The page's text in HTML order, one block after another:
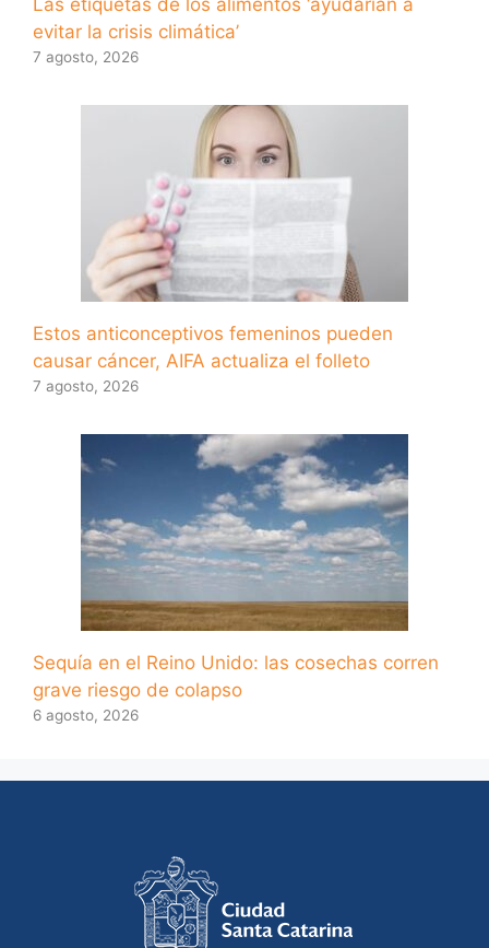
Las etiquetas de los alimentos ‘ayudarían a
evitar la crisis climática’
7 agosto, 2026
Estos anticonceptivos femeninos pueden
causar cáncer, AIFA actualiza el folleto
7 agosto, 2026
Sequía en el Reino Unido: las cosechas corren
grave riesgo de colapso
6 agosto, 2026